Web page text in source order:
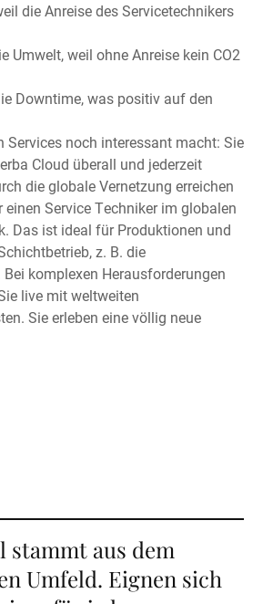
die Anreise des Servicetechnikers
Umwelt, weil ohne Anreise kein CO2
Downtime, was positiv auf den
Services noch interessant macht: Sie
Cloud überall und jederzeit
die globale Vernetzung erreichen
Service Techniker im globalen
Das ist ideal für Produktionen und
z. B. die
komplexen Herausforderungen
live mit weltweiten
Sie erleben eine völlig neue
stammt aus dem
Umfeld. Eignen sich